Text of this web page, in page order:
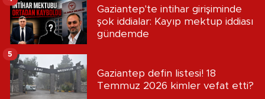
Gaziantep'te intihar girişiminde
şok iddialar: Kayıp mektup iddiası
gündemde
Gaziantep defin listesi! 18
Temmuz 2026 kimler vefat etti?
5